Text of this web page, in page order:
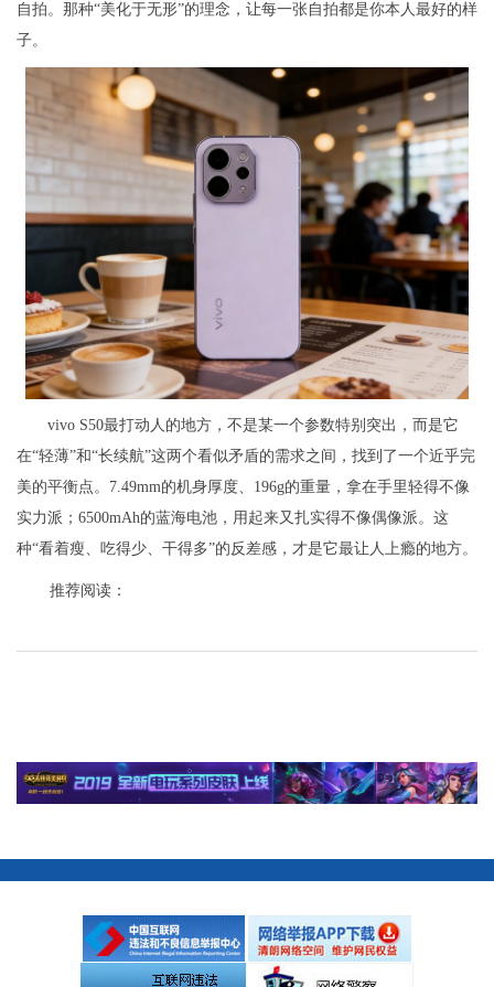
自拍。那种“美化于无形”的理念，让每一张自拍都是你本人最好的样
子。
vivo S50最打动人的地方，不是某一个参数特别突出，而是它
在“轻薄”和“长续航”这两个看似矛盾的需求之间，找到了一个近乎完
美的平衡点。7.49mm的机身厚度、196g的重量，拿在手里轻得不像
实力派；6500mAh的蓝海电池，用起来又扎实得不像偶像派。这
种“看着瘦、吃得少、干得多”的反差感，才是它最让人上瘾的地方。
推荐阅读：